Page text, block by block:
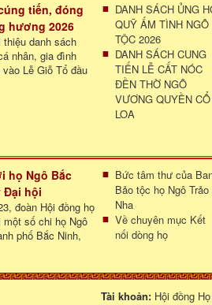
tiến, đóng
hương 2026
thiệu danh sách
nhân, gia đình
Lễ Giỗ Tổ đầu
DANH SÁCH ỦNG
QUỸ ẤM TÌNH NGÔ
TỘC 2026
DANH SÁCH CUNG
TIẾN LỄ CẤT NÓC
ĐỀN THỜ NGÔ
VƯƠNG QUYỀN CỔ
LOA
họ Ngô Bắc
Đại hội
đoàn Hội đồng họ
số chi họ Ngô
phố Bắc Ninh,
Bức tâm thư của
Bảo tộc họ Ngô Trảo
Nha
Về chuyên mục Kết
nối dòng họ
Tài khoản: Hội đồng